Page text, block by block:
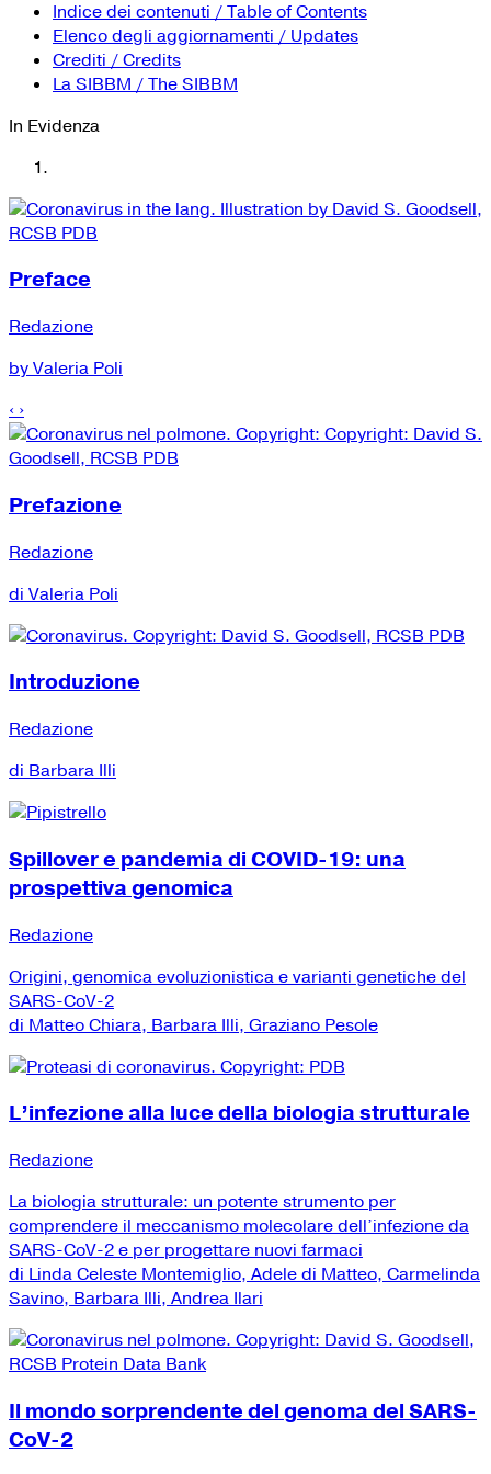
Tutti i siti Zanichelli per la scuola
Collezioni Università
Facebook
Twitter
Instagram
Instagram scuola
Mail
Indice dei contenuti / Table of Contents
Elenco degli aggiornamenti / Updates
Crediti / Credits
La SIBBM / The SIBBM
In Evidenza
Preface
Redazione
by Valeria Poli
‹ ›
Prefazione
Redazione
di Valeria Poli
Introduzione
Redazione
di Barbara Illi
Spillover e pandemia di COVID-19: una
prospettiva genomica
Redazione
Origini, genomica evoluzionistica e varianti genetiche del
SARS-CoV-2
di Matteo Chiara, Barbara Illi, Graziano Pesole
L’infezione alla luce della biologia strutturale
Redazione
La biologia strutturale: un potente strumento per
comprendere il meccanismo molecolare dell’infezione da
SARS-CoV-2 e per progettare nuovi farmaci
di Linda Celeste Montemiglio, Adele di Matteo, Carmelinda
Savino, Barbara Illi, Andrea Ilari
Il mondo sorprendente del genoma del SARS-
CoV-2